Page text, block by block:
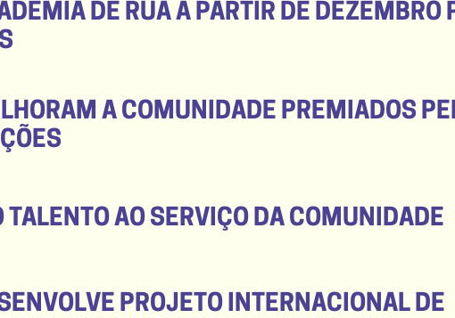
DE RUA A PARTIR DE DEZEMBRO
A COMUNIDADE PREMIADOS
TALENTO AO SERVIÇO DA COMUNIDADE
PROJETO INTERNACIONAL DE